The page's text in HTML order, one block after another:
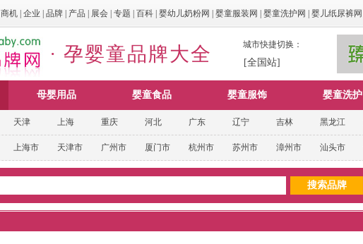
商机 企业 品牌 产品 展会 专题 百科 婴幼儿奶粉网 婴童服装网 婴童洗护网 婴儿纸尿裤网
· 孕婴童品牌大全 城市快捷切换：
[全国站]
母婴用品 婴童食品 婴童服饰 婴童洗护
天津 上海 重庆 河北 广东 辽宁 吉林 黑龙江
上海市 天津市 广州市 厦门市 杭州市 苏州市 漳州市 汕头市